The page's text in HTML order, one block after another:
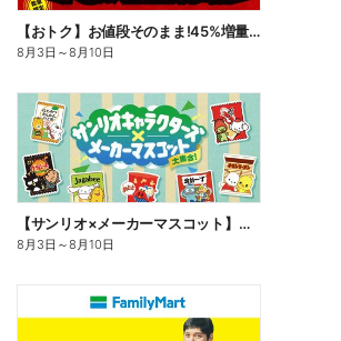
【おトク】お値段そのまま!45%増量作戦!
8月3日 ～8月10日
【サンリオ×メーカーマスコット】オリジナルグッズ貰える!
8月3日 ～8月10日